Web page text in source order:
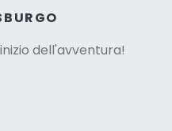
dell'avventura!